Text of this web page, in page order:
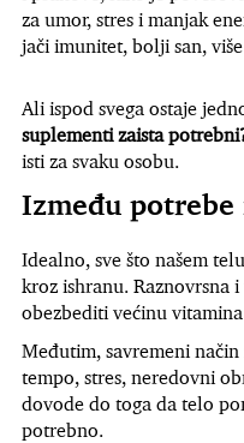
za umor, stres i manjak
jači imunitet, bolji san, više
Ali ispod svega ostaje
suplementi zaista
isti za svaku osobu.
Između potrebe
Idealno, sve što našem
kroz ishranu. Raznovrsna
obezbediti većinu
Međutim, savremeni
tempo, stres, neredovni
dovode do toga da telo
potrebno.